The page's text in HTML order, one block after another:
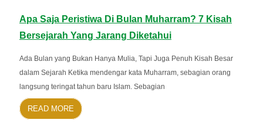
Apa Saja Peristiwa Di Bulan Muharram? 7 Kisah
Bersejarah Yang Jarang Diketahui
Ada Bulan yang Bukan Hanya Mulia, Tapi Juga Penuh Kisah Besar
dalam Sejarah Ketika mendengar kata Muharram, sebagian orang
langsung teringat tahun baru Islam. Sebagian
READ MORE